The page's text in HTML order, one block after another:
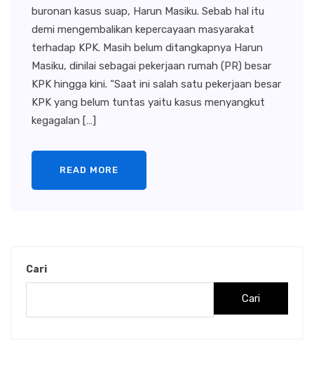
buronan kasus suap, Harun Masiku. Sebab hal itu
demi mengembalikan kepercayaan masyarakat
terhadap KPK. Masih belum ditangkapnya Harun
Masiku, dinilai sebagai pekerjaan rumah (PR) besar
KPK hingga kini. “Saat ini salah satu pekerjaan besar
KPK yang belum tuntas yaitu kasus menyangkut
kegagalan […]
READ MORE
Cari
Cari